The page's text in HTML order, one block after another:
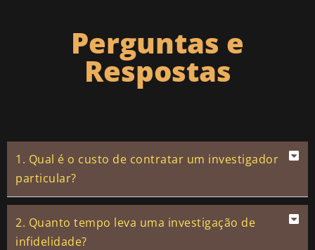
Perguntas e
Respostas
1. Qual é o custo de contratar um investigador
particular?
2. Quanto tempo leva uma investigação de
infidelidade?